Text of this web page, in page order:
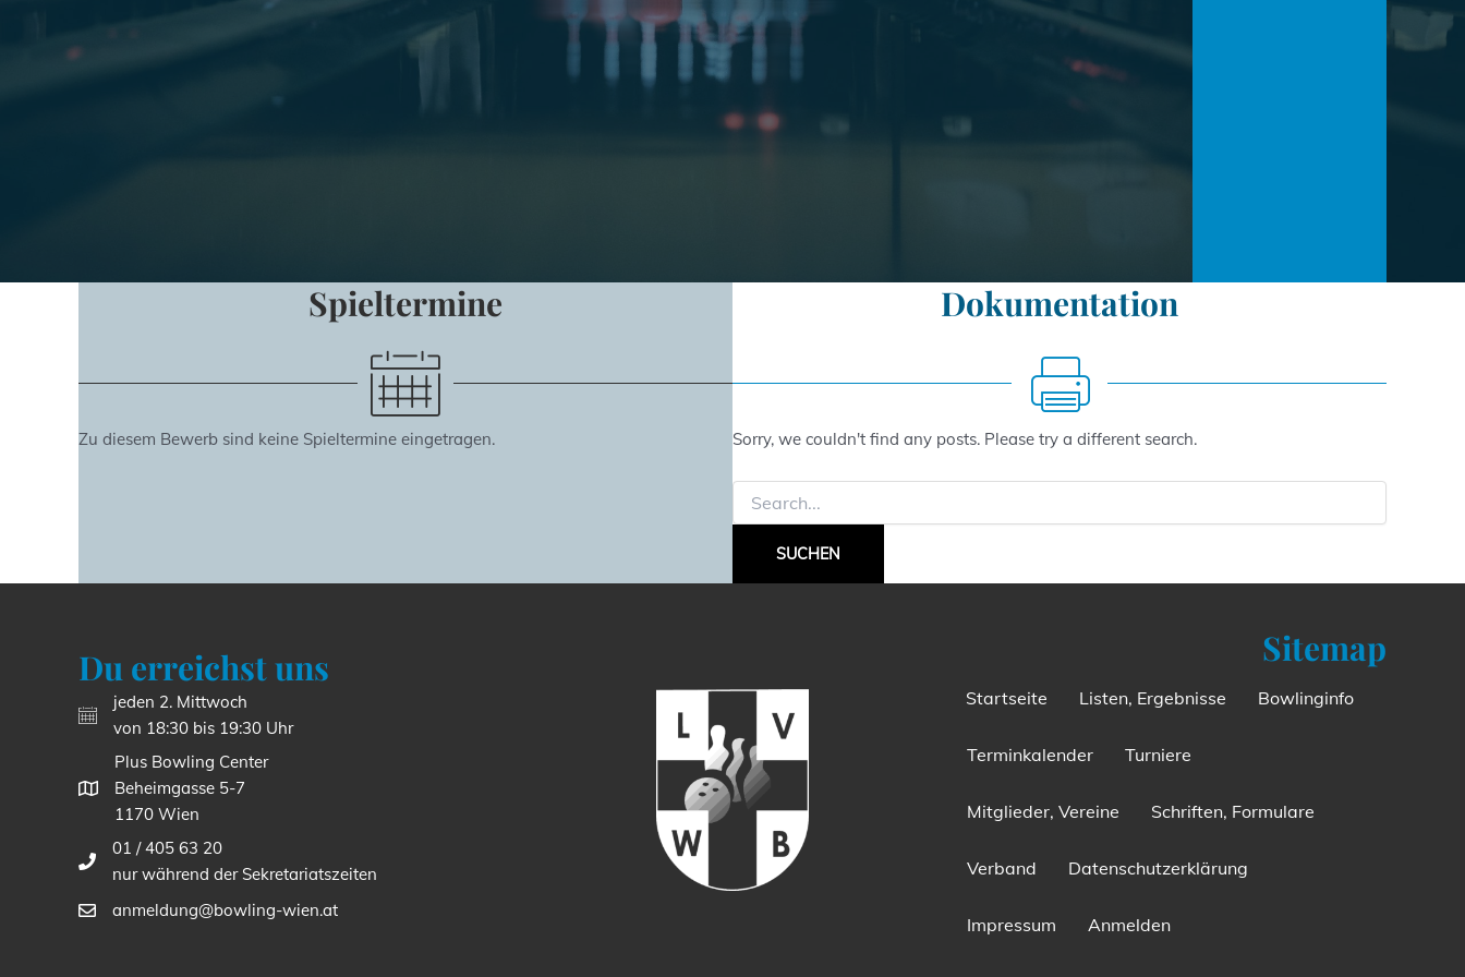
Spieltermine
Zu diesem Bewerb sind keine Spieltermine eingetragen.
Dokumentation
Sorry, we couldn't find any posts. Please try a different search.
nach:
Du erreichst uns
jeden 2. Mittwoch
von 18:30 bis 19:30 Uhr
Plus Bowling Center
Beheimgasse 5-7
1170 Wien
01 / 405 63 20
nur während der Sekretariatszeiten
anmeldung@bowling-wien.at
Sitemap
Startseite Listen, Ergebnisse Bowlinginfo
Terminkalender Turniere
Mitglieder, Vereine Schriften, Formulare
Verband Datenschutzerklärung
Impressum Anmelden